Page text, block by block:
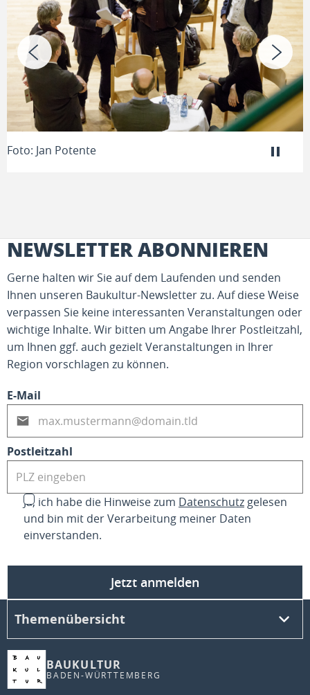
Foto: Jan Potente
NEWSLETTER ABONNIEREN
Gerne halten wir Sie auf dem Laufenden und senden
Ihnen unseren Baukultur-Newsletter zu. Auf diese Weise
verpassen Sie keine interessanten Veranstaltungen oder
wichtige Inhalte. Wir bitten um Angabe Ihrer Postleitzahl,
um Ihnen ggf. auch gezielt Veranstaltungen in Ihrer
Region vorschlagen zu können.
E-Mail
Postleitzahl
Ja, ich habe die Hinweise zum Datenschutz gelesen
und bin mit der Verarbeitung meiner Daten
einverstanden.
Jetzt anmelden
BAUKULTUR
BADEN-WÜRTTEMBERG
Themenübersicht